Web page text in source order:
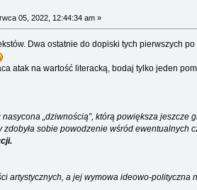
05, 2022, 12:44:34 am »
Dwa ostatnie do dopiski tych pierwszych
atak na wartość literacką, bodaj tylko jeden
„dziwnością”, którą powiększa jeszcze
zdobyła sobie powodzenie wśród ewentualnych
artystycznych, a jej wymowa ideowo-polityczna